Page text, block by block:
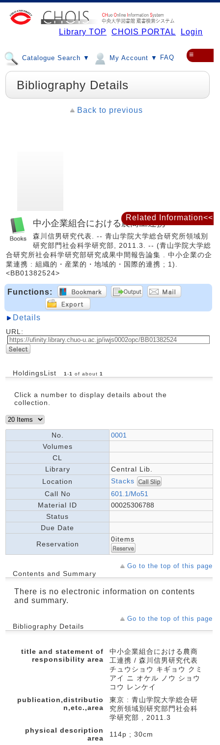
Library TOP CHOIS PORTAL Login
Catalogue Search ▼ My Account ▼ FAQ ≡
Bibliography Details
Back to previous
中小企業組合における農商工連携
森川信男研究代表. -- 青山学院大学総合研究所領域別
研究部門社会科学研究部, 2011.3. -- (青山学院大学総
合研究所社会科学研究部研究成果中間報告論集 . 中小企業の企
業連携 : 組織的・産業的・地域的・国際的連携 ; 1).
<BB01382524>
Functions:
Details
URL:
HoldingsList 1 -1 of about 1
Click a number to display details about the
collection.
No.
0001
Volumes
CL
Library
Central Lib.
Location
Stacks
Call No
601.1/Mo51
Material ID
00025306788
Status
Due Date
Reservation
0items
Go to the top of this page
Contents and Summary
There is no electronic information on contents
and summary.
Go to the top of this page
Bibliography Details
title and statement of
responsibility area
中小企業組合における農商
工連携 / 森川信男研究代表
チュウショウ キギョウ クミ
アイ ニ オケル ノウ ショウ
コウ レンケイ
publication,distributio
n,etc.,area
東京 : 青山学院大学総合研
究所領域別研究部門社会科
学研究部 , 2011.3
physical description
area
114p ; 30cm
Related Information<<